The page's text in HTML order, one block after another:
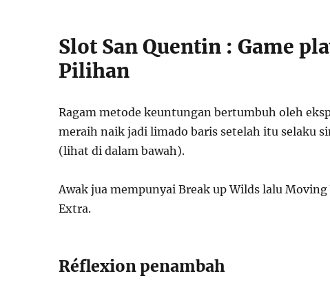
Slot San Quentin : Game
Pilihan
Ragam metode keuntungan bertumbuh oleh
meraih naik jadi limado baris setelah itu selaku
(lihat di dalam bawah).
Awak jua mempunyai Break up Wilds lalu
Extra.
Réflexion penambah